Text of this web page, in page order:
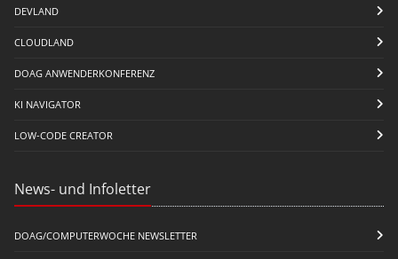
DEVLAND
CLOUDLAND
DOAG ANWENDERKONFERENZ
KI NAVIGATOR
LOW-CODE CREATOR
News- und Infoletter
DOAG/COMPUTERWOCHE NEWSLETTER